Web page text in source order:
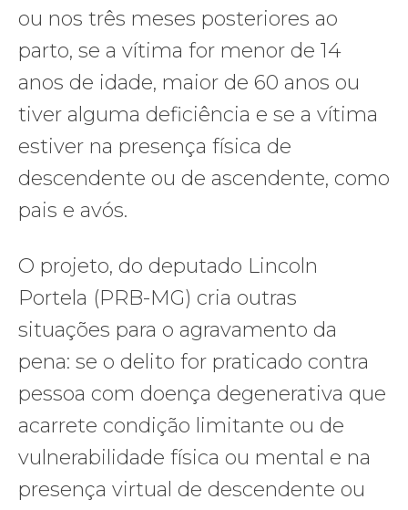
ou nos três meses posteriores ao
parto, se a vítima for menor de 14
anos de idade, maior de 60 anos ou
tiver alguma deficiência e se a vítima
estiver na presença física de
descendente ou de ascendente, como
pais e avós.
O projeto, do deputado Lincoln
Portela (PRB-MG) cria outras
situações para o agravamento da
pena: se o delito for praticado contra
pessoa com doença degenerativa que
acarrete condição limitante ou de
vulnerabilidade física ou mental e na
presença virtual de descendente ou